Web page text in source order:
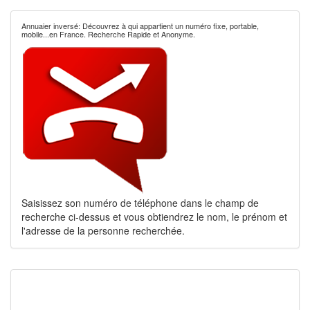
Annuaier inversé: Découvrez à qui appartient un numéro fixe, portable,
mobile...en France. Recherche Rapide et Anonyme.
Saisissez son numéro de téléphone dans le champ de
recherche ci-dessus et vous obtiendrez le nom, le prénom et
l'adresse de la personne recherchée.